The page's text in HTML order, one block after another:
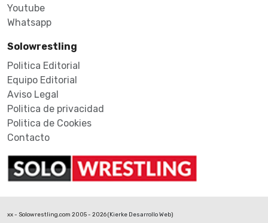
Youtube
Whatsapp
Solowrestling
Politica Editorial
Equipo Editorial
Aviso Legal
Politica de privacidad
Politica de Cookies
Contacto
xx - Solowrestling.com 2005 - 2026 (Kierke Desarrollo Web)